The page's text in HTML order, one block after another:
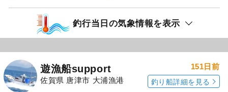
釣行当日の気象情報を表示
遊漁船support
佐賀県 唐津市 大浦漁港
151日前
釣り船詳細を見る